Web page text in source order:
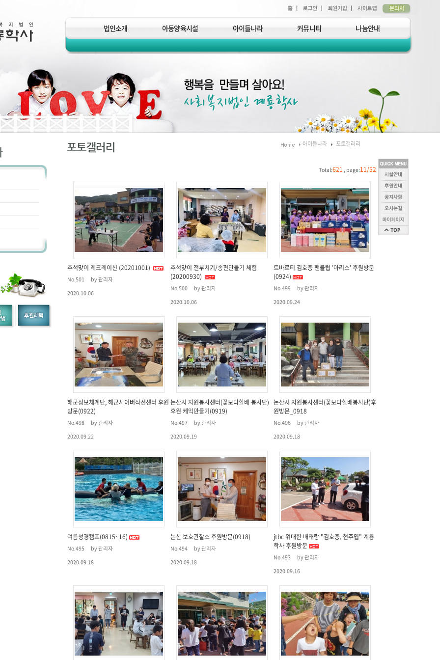
법인소개 아동양육시설 아이들나라 커뮤니티 나눔안내
아이들나라 포토갤러리
Total:621 , page:11/52
추석맞이 레크레이션 (20201001)
No.501
by 관리자
2020.10.06
추석맞이 전부치기/송편만들기 체험
(20200930)
No.500
by 관리자
2020.10.06
트바로티 김호중 팬클럽 '아리스' 후원방문
(0924)
No.499
by 관리자
2020.09.24
해군정보체계단, 해군사이버작전센터 후원
방문(0922)
No.498
by 관리자
2020.09.22
논산시 자원봉사센터(꽃보다할배 봉사단)
후원 케익만들기(0919)
No.497
by 관리자
2020.09.19
논산시 자원봉사센터(꽃보다할배봉사단)후
원방문_0918
No.496
by 관리자
2020.09.18
여름성경캠프(0815~16)
No.495
by 관리자
2020.09.18
논산 보호관찰소 후원방문(0918)
No.494
by 관리자
2020.09.18
jtbc 위대한 배태랑 "김호중, 현주엽" 계룡
학사 후원방문
No.493
by 관리자
2020.09.16